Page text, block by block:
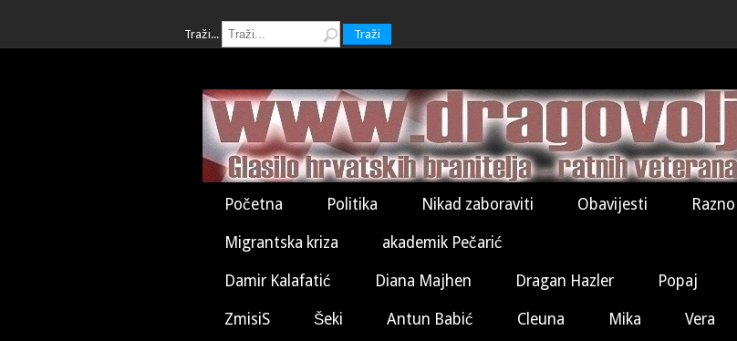
Traži... Traži
Početna Politika Nikad zaboraviti Obavijesti Razno
Migrantska kriza akademik Pečarić
Damir Kalafatić Diana Majhen Dragan Hazler Popaj
ZmisiS Šeki Antun Babić Cleuna Mika Vera